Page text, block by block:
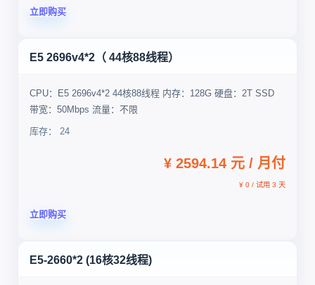
立即购买
E5 2696v4*2（ 44核88线程）
CPU：E5 2696v4*2 44核88线程 内存：128G 硬盘：2T SSD
带宽：50Mbps 流量：不限
库存： 24
¥ 2594.14 元 / 月付
¥ 0 / 试用 3 天
立即购买
E5-2660*2 (16核32线程)